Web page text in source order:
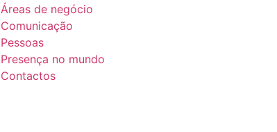
Áreas de negócio
Comunicação
Pessoas
Presença no mundo
Contactos